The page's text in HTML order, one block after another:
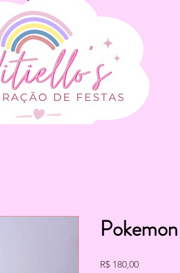
R$ 180,00Preço